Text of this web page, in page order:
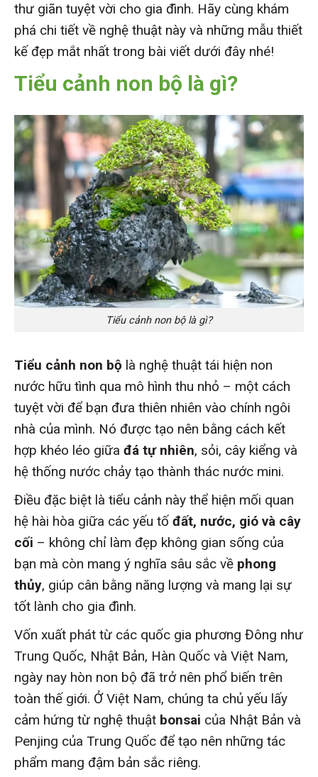
thư giãn tuyệt vời cho gia đình. Hãy cùng khám
phá chi tiết về nghệ thuật này và những mẫu thiết
kế đẹp mắt nhất trong bài viết dưới đây nhé!
Tiểu cảnh non bộ là gì?
Tiểu cảnh non bộ là gì?
Tiểu cảnh non bộ là nghệ thuật tái hiện non
nước hữu tình qua mô hình thu nhỏ – một cách
tuyệt vời để bạn đưa thiên nhiên vào chính ngôi
nhà của mình. Nó được tạo nên bằng cách kết
hợp khéo léo giữa đá tự nhiên, sỏi, cây kiểng và
hệ thống nước chảy tạo thành thác nước mini.
Điều đặc biệt là tiểu cảnh này thể hiện mối quan
hệ hài hòa giữa các yếu tố đất, nước, gió và cây
cối – không chỉ làm đẹp không gian sống của
bạn mà còn mang ý nghĩa sâu sắc về phong
thủy, giúp cân bằng năng lượng và mang lại sự
tốt lành cho gia đình.
Vốn xuất phát từ các quốc gia phương Đông như
Trung Quốc, Nhật Bản, Hàn Quốc và Việt Nam,
ngày nay hòn non bộ đã trở nên phổ biến trên
toàn thế giới. Ở Việt Nam, chúng ta chủ yếu lấy
cảm hứng từ nghệ thuật bonsai của Nhật Bản và
Penjing của Trung Quốc để tạo nên những tác
phẩm mang đậm bản sắc riêng.